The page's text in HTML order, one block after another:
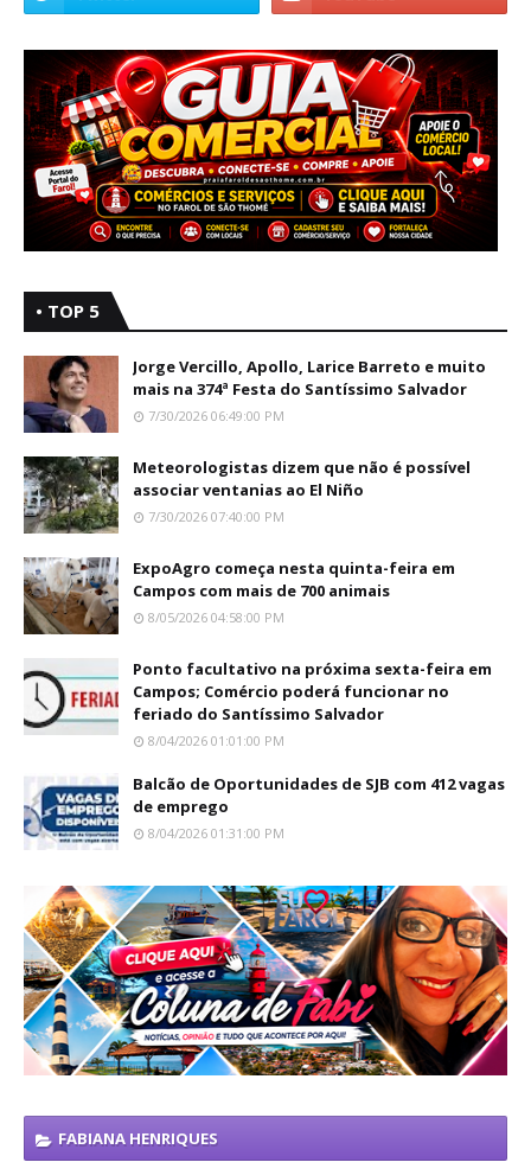
• TOP 5
Jorge Vercillo, Apollo, Larice Barreto e muito
mais na 374ª Festa do Santíssimo Salvador
7/30/2026 06:49:00 PM
Meteorologistas dizem que não é possível
associar ventanias ao El Niño
7/30/2026 07:40:00 PM
ExpoAgro começa nesta quinta-feira em
Campos com mais de 700 animais
8/05/2026 04:58:00 PM
Ponto facultativo na próxima sexta-feira em
Campos; Comércio poderá funcionar no
feriado do Santíssimo Salvador
8/04/2026 01:01:00 PM
Balcão de Oportunidades de SJB com 412 vagas
de emprego
8/04/2026 01:31:00 PM
FABIANA HENRIQUES